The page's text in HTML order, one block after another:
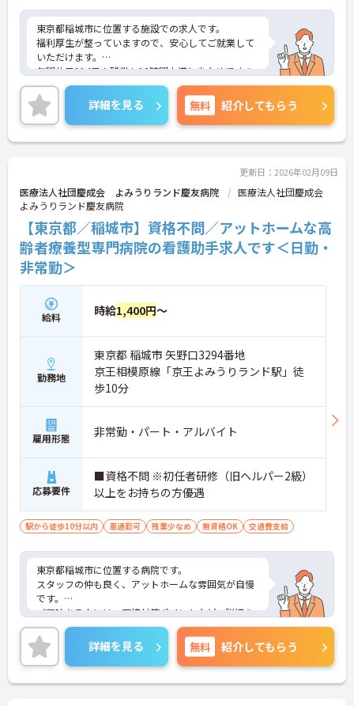
東京都稲城市に位置する施設での求人です。
福利厚生が整っていますので、安心してご就業して
いただけます。
年間休日114日！残業も10時間未満と少なめですの
で、プライベートと予定が立てやすいです。
また、賞与4.2ヶ月分実績と頑張りを評価していただ
けます。
ご興味のある方には、面接対策ポイントなど、さら
に詳細をお話しいたしますので、お気軽にご相談く
詳細を見る 無料 紹介してもらう
更新日：2026年02月09日
医療法人社団慶成会 よみうりランド慶友病院
医療法人社団慶成会
よみうりランド慶友病院
【東京都／稲城市】資格不問／アットホームな高
齢者療養型専門病院の看護助手求人です＜日勤・
非常勤＞
給料 時給1,400円～
勤務地
東京都 稲城市 矢野口3294番地
京王相模原線「京王よみうりランド駅」徒
歩10分
雇用形態 非常勤・パート・アルバイト
応募要件
■資格不問 ※初任者研修（旧ヘルパー2級）
以上をお持ちの方優遇
駅から徒歩10分以内 車通勤可 残業少なめ 無資格OK 交通費支給
東京都稲城市に位置する病院です。
スタッフの仲も良く、アットホームな雰囲気が自慢
です。
ご興味ある方には、面接対策ポイントなど、詳細を
お話しいたしますのでお気軽にご相談ください。
詳細を見る 無料 紹介してもらう